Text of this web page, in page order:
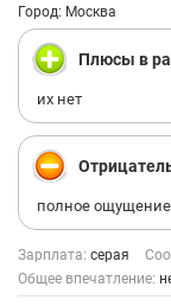
Город: Москва
Плюсы в
их нет
полное
Зарплата: серая
Общее впечатление: